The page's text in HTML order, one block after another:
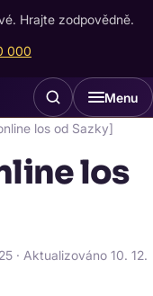
Hrajte zodpovědně.
000
Menu
los od Sazky]
los
· Aktualizováno 10. 12.